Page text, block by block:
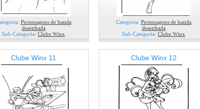
Personagens de banda
desenhada
Sub-Categoria: Clube Winx
Categoria: Personagens de banda
desenhada
Sub-Categoria: Clube Winx
Clube Winx 11 Clube Winx 12